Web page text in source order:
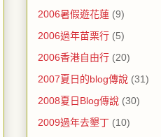
2006暑假遊花蓮 (9)
2006過年苗栗行 (5)
2006香港自由行 (20)
2007夏日的blog傳說 (31)
2008夏日Blog傳說 (30)
2009過年去墾丁 (10)